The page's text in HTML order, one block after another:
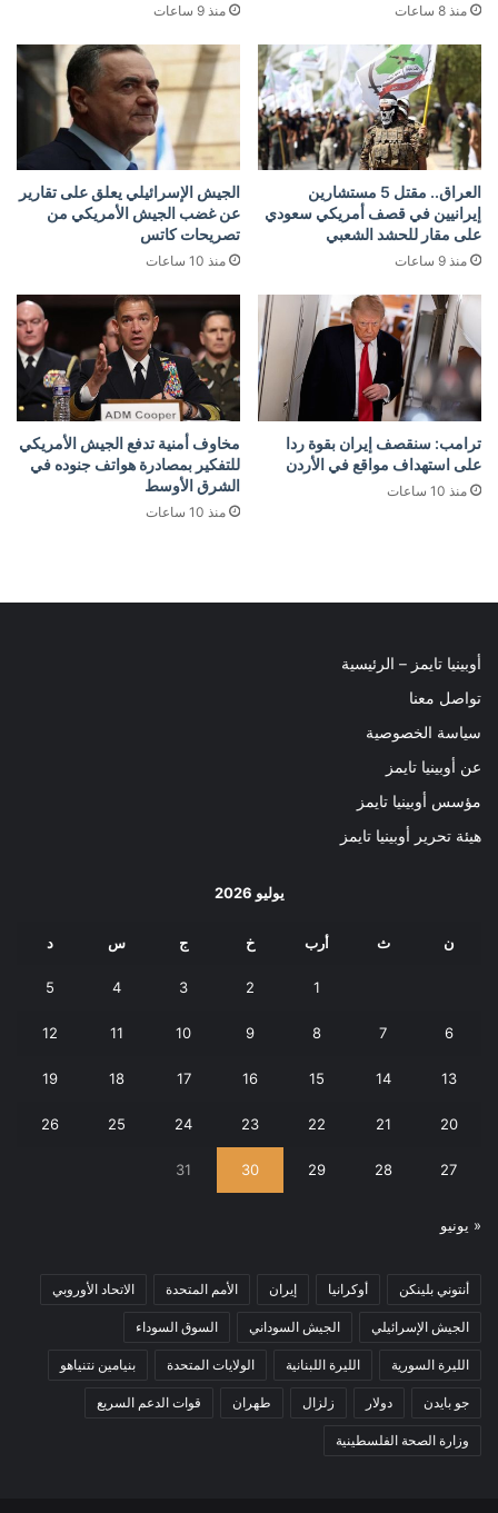
منذ 8 ساعات منذ 9 ساعات
العراق.. مقتل 5 مستشارين
إيرانيين في قصف أمريكي سعودي
على مقار للحشد الشعبي
منذ 9 ساعات
الجيش الإسرائيلي يعلق على تقارير
عن غضب الجيش الأمريكي من
تصريحات كاتس
منذ 10 ساعات
ترامب: سنقصف إيران بقوة ردا
على استهداف مواقع في الأردن
منذ 10 ساعات
مخاوف أمنية تدفع الجيش الأمريكي
للتفكير بمصادرة هواتف جنوده في
الشرق الأوسط
منذ 10 ساعات
أوبينيا تايمز – الرئيسية
تواصل معنا
سياسة الخصوصية
عن أوبينيا تايمز
مؤسس أوبينيا تايمز
هيئة تحرير أوبينيا تايمز
يوليو 2026
ن ث أرب خ ج س د
1
2
3
4
5
6
7
8
9
10
11
12
13
14
15
16
17
18
19
20
21
22
23
24
25
26
27
28
29
30
31
« يونيو
أنتوني بلينكن أوكرانيا إيران الأمم المتحدة الاتحاد الأوروبي
الجيش الإسرائيلي الجيش السوداني السوق السوداء
الليرة السورية الليرة اللبنانية الولايات المتحدة بنيامين نتنياهو
جو بايدن دولار زلزال طهران قوات الدعم السريع
وزارة الصحة الفلسطينية